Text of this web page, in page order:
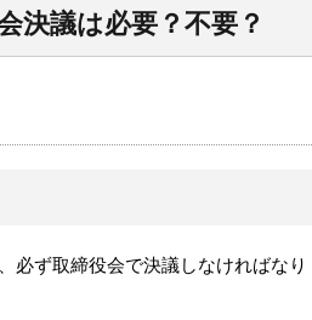
決議は必要？不要？
必ず取締役会で決議しなければなり